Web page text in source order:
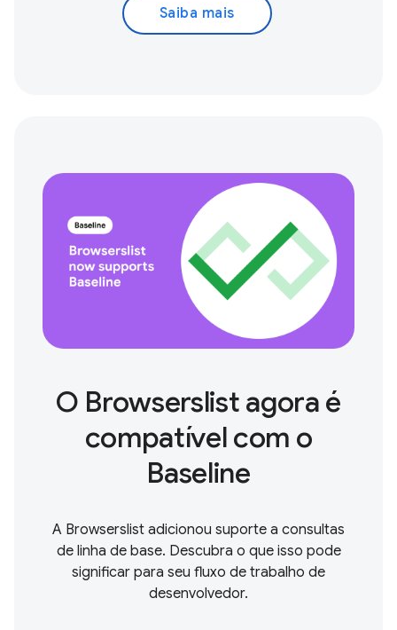
Saiba mais
O Browserslist agora é
compatível com o
Baseline
A Browserslist adicionou suporte a consultas
de linha de base. Descubra o que isso pode
significar para seu fluxo de trabalho de
desenvolvedor.